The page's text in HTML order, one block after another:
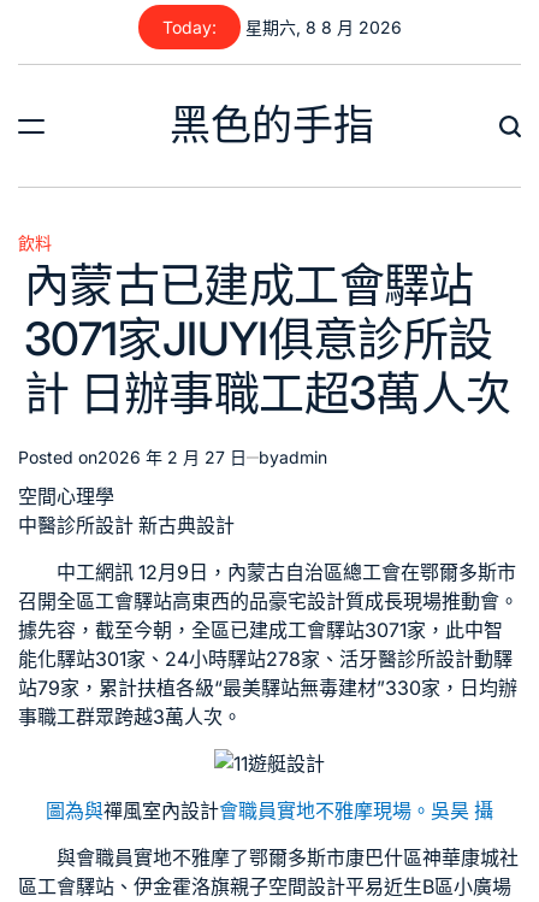
content
Today: 星期六, 8 8 月 2026
黑色的手指
Posted
in
飲料
內蒙古已建成工會驛站
3071家JIUYI俱意診所設
計 日辦事職工超3萬人次
Posted on2026 年 2 月 27 日 byadmin
空間心理學
中醫診所設計 新古典設計
中工網訊 12月9日，內蒙古自治區總工會在鄂爾多斯市
召開全區工會驛站高東西的品豪宅設計質成長現場推動會。
據先容，截至今朝，全區已建成工會驛站3071家，此中智
能化驛站301家、24小時驛站278家、活牙醫診所設計動驛
站79家，累計扶植各級“最美驛站無毒建材”330家，日均辦
事職工群眾跨越3萬人次。
遊艇設計
圖為與禪風室內設計會職員實地不雅摩現場。吳昊 攝
與會職員實地不雅摩了鄂爾多斯市康巴什區神華康城社
區工會驛站、伊金霍洛旗親子空間設計平易近生B區小廣場